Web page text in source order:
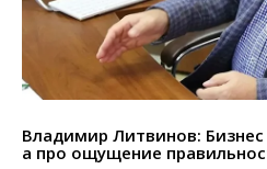
Владимир Литвинов:
а про ощущение